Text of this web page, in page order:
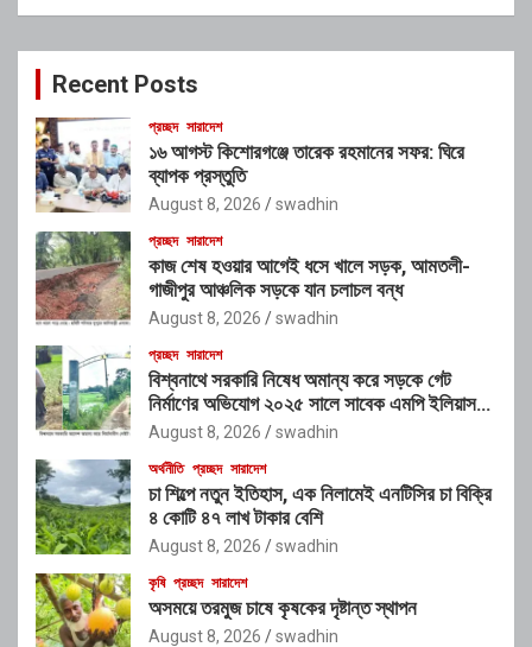
c
Recent Posts
প্রচ্ছদ সারাদেশ
১৬ আগস্ট কিশোরগঞ্জে তারেক রহমানের সফর: ঘিরে
ব্যাপক প্রস্তুতি
August 8, 2026 swadhin
প্রচ্ছদ সারাদেশ
কাজ শেষ হওয়ার আগেই ধসে খালে সড়ক, আমতলী-
গাজীপুর আঞ্চলিক সড়কে যান চলাচল বন্ধ
August 8, 2026 swadhin
প্রচ্ছদ সারাদেশ
বিশ্বনাথে সরকারি নিষেধ অমান্য করে সড়কে গেট
নির্মাণের অভিযোগ ২০২৫ সালে সাবেক এমপি ইলিয়াস
আলীর নামে নামফলক স্থাপনের অভিযোগ
August 8, 2026 swadhin
অর্থনীতি প্রচ্ছদ সারাদেশ
চা শিল্পে নতুন ইতিহাস, এক নিলামেই এনটিসির চা বিক্রি
৪ কোটি ৪৭ লাখ টাকার বেশি
August 8, 2026 swadhin
কৃষি প্রচ্ছদ সারাদেশ
অসময়ে তরমুজ চাষে কৃষকের দৃষ্টান্ত স্থাপন
August 8, 2026 swadhin